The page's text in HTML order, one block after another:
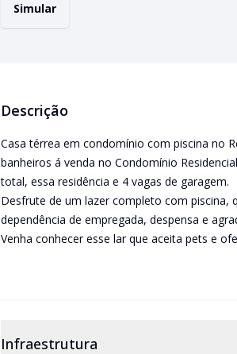
Simular
Descrição
Casa térrea em condomínio com piscina no
banheiros á venda no Condomínio
total, essa residência e 4 vagas de garagem.
Desfrute de um lazer completo com piscina,
dependência de empregada, despensa e
Venha conhecer esse lar que aceita pets e
Infraestrutura